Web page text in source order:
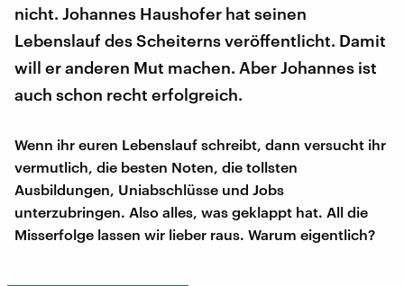
nicht. Johannes Haushofer hat seinen
Lebenslauf des Scheiterns veröffentlicht. Damit
will er anderen Mut machen. Aber Johannes ist
auch schon recht erfolgreich.
Wenn ihr euren Lebenslauf schreibt, dann versucht ihr
vermutlich, die besten Noten, die tollsten
Ausbildungen, Uniabschlüsse und Jobs
unterzubringen. Also alles, was geklappt hat. All die
Misserfolge lassen wir lieber raus. Warum eigentlich?